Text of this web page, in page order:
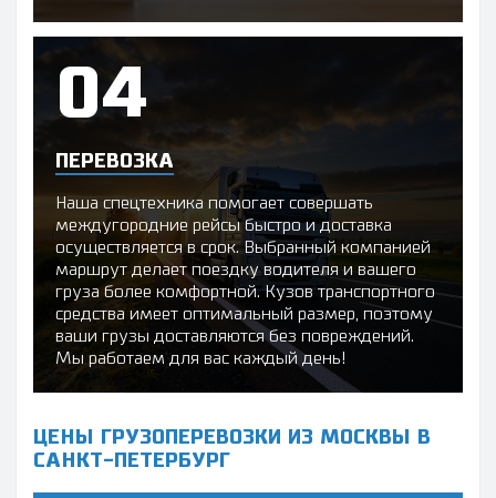
ПЕРЕВОЗКА
Наша спецтехника помогает совершать
междугородние рейсы быстро и доставка
осуществляется в срок. Выбранный компанией
маршрут делает поездку водителя и вашего
груза более комфортной. Кузов транспортного
средства имеет оптимальный размер, поэтому
ваши грузы доставляются без повреждений.
Мы работаем для вас каждый день!
ЦЕНЫ ГРУЗОПЕРЕВОЗКИ ИЗ МОСКВЫ В
САНКТ-ПЕТЕРБУРГ